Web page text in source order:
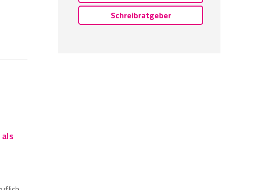
Schreibratgeber